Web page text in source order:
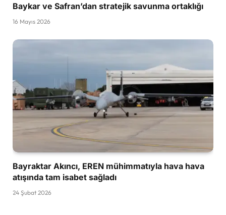
Baykar ve Safran’dan stratejik savunma ortaklığı
16 Mayıs 2026
Bayraktar Akıncı, EREN mühimmatıyla hava hava
atışında tam isabet sağladı
24 Şubat 2026